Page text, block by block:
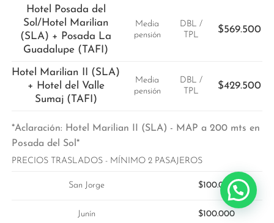
Hotel Posada del
Sol/Hotel Marilian
(SLA) + Posada La
Guadalupe (TAFI)
Media
pensión
DBL /
TPL
$569.500
Hotel Marilian II (SLA)
+ Hotel del Valle
Sumaj (TAFI)
Media
pensión
DBL /
TPL
$429.500
*Aclaración: Hotel Marilian II (SLA) - MAP a 200 mts en
Posada del Sol*
PRECIOS TRASLADOS - MÍNIMO 2 PASAJEROS
San Jorge $100.000
Junín $100.000